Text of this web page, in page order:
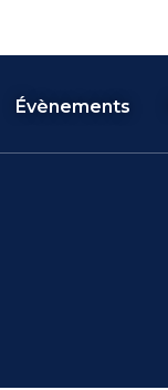
Évènements